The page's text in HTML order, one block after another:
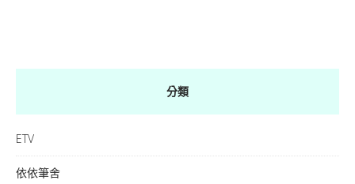
分類
ETV
依依筆舍